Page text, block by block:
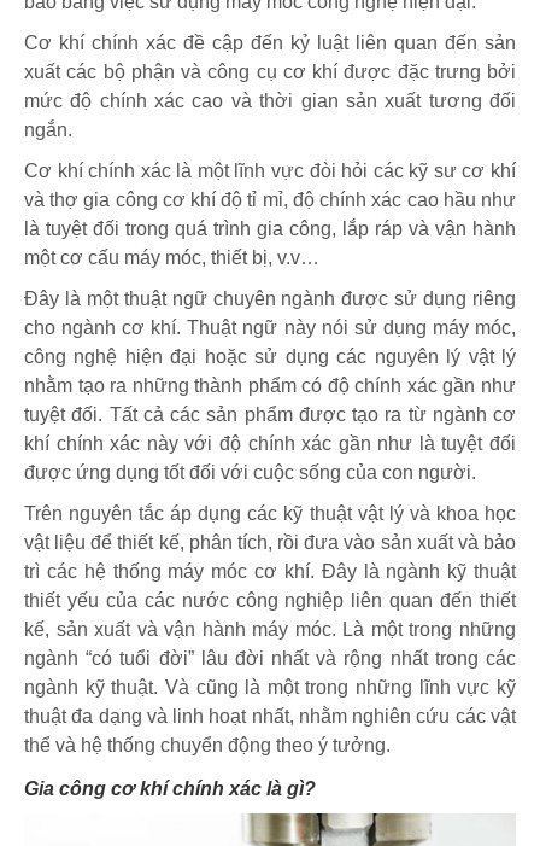
Cơ khí chính xác đề cập đến kỷ luật liên quan đến sản
xuất các bộ phận và công cụ cơ khí được đặc trưng bởi
mức độ chính xác cao và thời gian sản xuất tương đối
ngắn.
Cơ khí chính xác là một lĩnh vực đòi hỏi các kỹ sư cơ khí
và thợ gia công cơ khí độ tỉ mỉ, độ chính xác cao hầu như
là tuyệt đối trong quá trình gia công, lắp ráp và vận hành
một cơ cấu máy móc, thiết bị, v.v…
Đây là một thuật ngữ chuyên ngành được sử dụng riêng
cho ngành cơ khí. Thuật ngữ này nói sử dụng máy móc,
công nghệ hiện đại hoặc sử dụng các nguyên lý vật lý
nhằm tạo ra những thành phẩm có độ chính xác gần như
tuyệt đối. Tất cả các sản phẩm được tạo ra từ ngành cơ
khí chính xác này với độ chính xác gần như là tuyệt đối
được ứng dụng tốt đối với cuộc sống của con người.
Trên nguyên tắc áp dụng các kỹ thuật vật lý và khoa học
vật liệu để thiết kế, phân tích, rồi đưa vào sản xuất và bảo
trì các hệ thống máy móc cơ khí. Đây là ngành kỹ thuật
thiết yếu của các nước công nghiệp liên quan đến thiết
kế, sản xuất và vận hành máy móc. Là một trong những
ngành “có tuổi đời” lâu đời nhất và rộng nhất trong các
ngành kỹ thuật. Và cũng là một trong những lĩnh vực kỹ
thuật đa dạng và linh hoạt nhất, nhằm nghiên cứu các vật
thể và hệ thống chuyển động theo ý tưởng.
Gia công cơ khí chính xác là gì?